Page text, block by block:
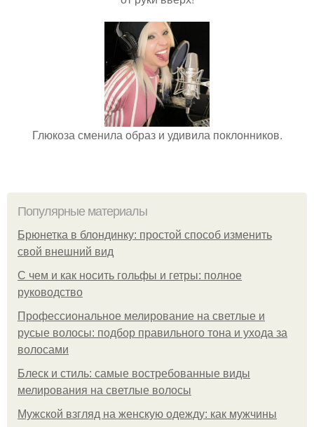
Глюкоза сменила образ и удивила поклонников.
Популярные материалы
Брюнетка в блондинку: простой способ изменить
свой внешний вид
С чем и как носить гольфы и гетры: полное
руководство
Профессиональное мелирование на светлые и
русые волосы: подбор правильного тона и ухода за
волосами
Блеск и стиль: самые востребованные виды
мелирования на светлые волосы
Мужской взгляд на женскую одежду: как мужчины